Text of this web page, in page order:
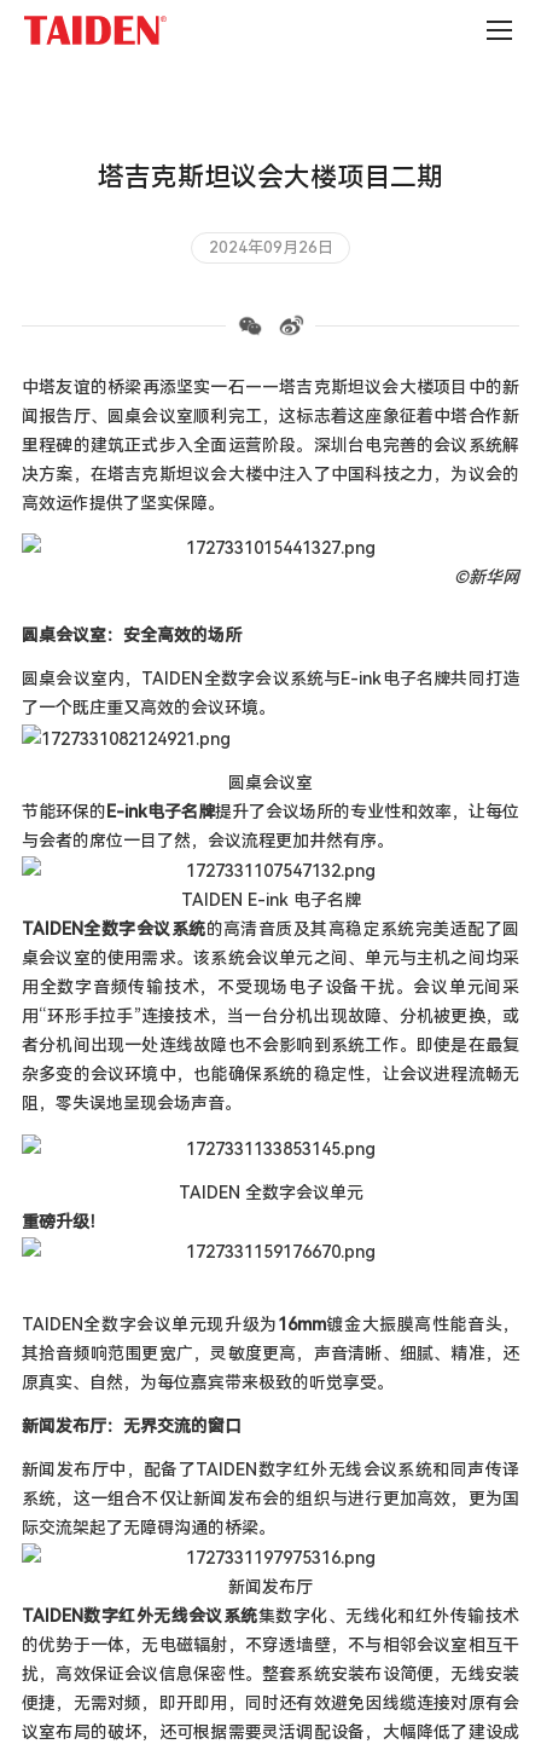
塔吉克斯坦议会大楼项目二期
2024年09月26日
中塔友谊的桥梁再添坚实一石——塔吉克斯坦议会大楼项目中的新
闻报告厅、圆桌会议室顺利完工，这标志着这座象征着中塔合作新
里程碑的建筑正式步入全面运营阶段。深圳台电完善的会议系统解
决方案，在塔吉克斯坦议会大楼中注入了中国科技之力，为议会的
高效运作提供了坚实保障。
©新华网
圆桌会议室：安全高效的场所
圆桌会议室内，TAIDEN全数字会议系统与E-ink电子名牌共同打造
了一个既庄重又高效的会议环境。
圆桌会议室
节能环保的 E-ink电子名牌提升了会议场所的专业性和效率，让每位
与会者的席位一目了然，会议流程更加井然有序。
TAIDEN E-ink 电子名牌
TAIDEN全数字会议系统的高清音质及其高稳定系统完美适配了圆
桌会议室的使用需求。该系统会议单元之间、单元与主机之间均采
用全数字音频传输技术，不受现场电子设备干扰。会议单元间采
用“环形手拉手”连接技术，当一台分机出现故障、分机被更换，或
者分机间出现一处连线故障也不会影响到系统工作。即使是在最复
杂多变的会议环境中，也能确保系统的稳定性，让会议进程流畅无
阻，零失误地呈现会场声音。
TAIDEN 全数字会议单元
重磅升级！
TAIDEN全数字会议单元现升级为16mm镀金大振膜高性能音头，
其拾音频响范围更宽广，灵敏度更高，声音清晰、细腻、精准，还
原真实、自然，为每位嘉宾带来极致的听觉享受。
新闻发布厅：无界交流的窗口
新闻发布厅中，配备了TAIDEN数字红外无线会议系统和同声传译
系统，这一组合不仅让新闻发布会的组织与进行更加高效，更为国
际交流架起了无障碍沟通的桥梁。
新闻发布厅
TAIDEN数字红外无线会议系统集数字化、无线化和红外传输技术
的优势于一体，无电磁辐射，不穿透墙壁，不与相邻会议室相互干
扰，高效保证会议信息保密性。整套系统安装布设简便，无线安装
便捷，无需对频，即开即用，同时还有效避免因线缆连接对原有会
议室布局的破坏，还可根据需要灵活调配设备，大幅降低了建设成